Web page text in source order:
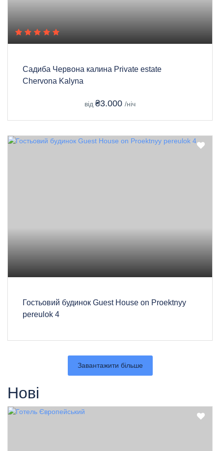
Садиба Червона калина Private estate
Chervona Kalyna
від ₴3.000 /ніч
Гостьовий будинок Guest House on Proektnyy
pereulok 4
Завантажити більше
Нові